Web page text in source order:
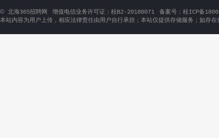
© 北海365招聘网 增值电信业务许可证：桂B2-20180071
备案号：桂ICP备
本站内容为用户上传，相应法律责任由用户自行承担；本站仅提供存储服务；如存